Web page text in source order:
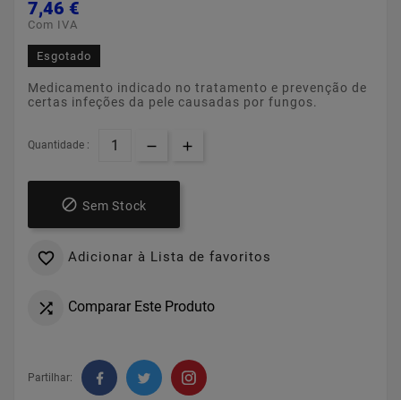
7,46 €
Com IVA
Esgotado
Medicamento indicado no tratamento e prevenção de
certas infeções da pele causadas por fungos.
Quantidade :
 Sem Stock
 Adicionar à Lista de favoritos
 Comparar Este Produto
Partilhar: